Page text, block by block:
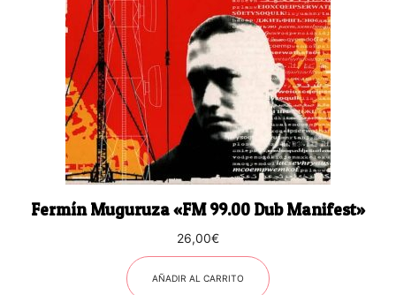
Fermín Muguruza «FM 99.00 Dub Manifest»
26,00€
AÑADIR AL CARRITO